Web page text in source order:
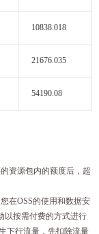
10838.018
21676.035
54190.08
资源包内的额度后，超
在OSS的使用和数据安
以按需付费的方式进行
下行流量，先扣除流量